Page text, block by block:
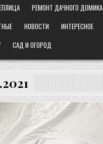
РЕМОНТ ДАЧНОГО ДОМИКА
НОВОСТИ ИНТЕРЕСНОЕ
САД И ОГОРОД
Posted
in